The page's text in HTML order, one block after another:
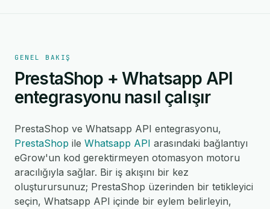
GENEL BAKIŞ
PrestaShop + Whatsapp API
entegrasyonu nasıl çalışır
PrestaShop ve Whatsapp API entegrasyonu,
PrestaShop ile Whatsapp API arasındaki bağlantıyı
eGrow'un kod gerektirmeyen otomasyon motoru
aracılığıyla sağlar. Bir iş akışını bir kez
oluşturursunuz; PrestaShop üzerinden bir tetikleyici
seçin, Whatsapp API içinde bir eylem belirleyin,